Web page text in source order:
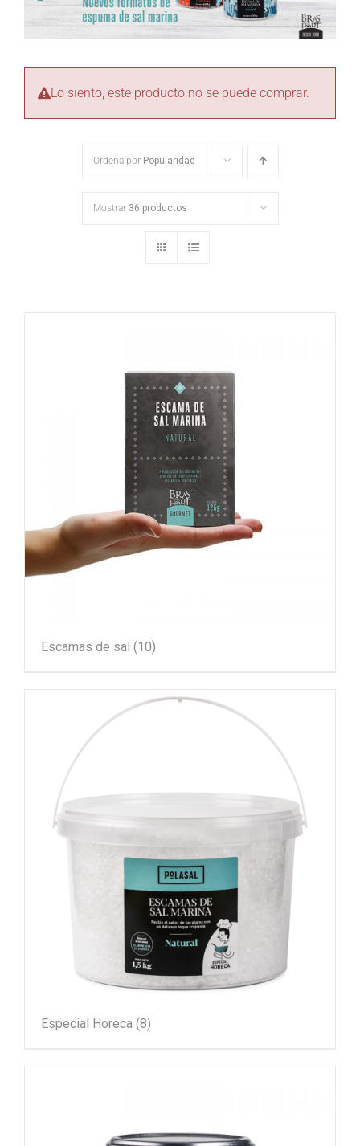
Lo siento, este producto no se puede comprar.
Ordena por Popularidad
Mostrar 36 productos
Escamas de sal (10)
Especial Horeca (8)